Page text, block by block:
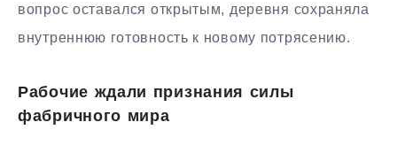
вопрос оставался открытым, деревня сохраняла
внутреннюю готовность к новому потрясению.
Рабочие ждали признания силы
фабричного мира